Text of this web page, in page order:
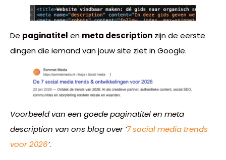
De paginatitel en meta description zijn de eerste
dingen die iemand van jouw site ziet in Google.
Voorbeeld van een goede paginatitel en meta
description van ons blog over ‘7 social media trends
voor 2026’.